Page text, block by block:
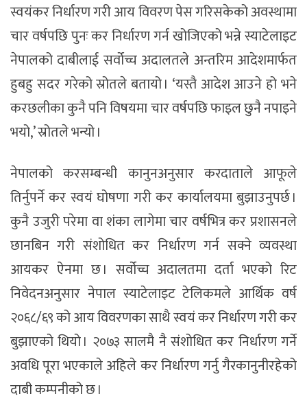
स्वयंकर निर्धारण गरी आय विवरण पेस गरिसकेको अवस्थामा
चार वर्षपछि पुनः कर निर्धारण गर्न खोजिएको भन्ने स्याटेलाइट
नेपालको दाबीलाई सर्वोच्च अदालतले अन्तरिम आदेशमार्फत
हुबहु सदर गरेको स्रोतले बतायो । ‘यस्तै आदेश आउने हो भने
करछलीका कुनै पनि विषयमा चार वर्षपछि फाइल छुनै नपाइने
भयो,’ स्रोतले भन्यो ।
नेपालको करसम्बन्धी कानुनअनुसार करदाताले आफूले
तिर्नुपर्ने कर स्वयं घोषणा गरी कर कार्यालयमा बुझाउनुपर्छ ।
कुनै उजुरी परेमा वा शंका लागेमा चार वर्षभित्र कर प्रशासनले
छानबिन गरी संशोधित कर निर्धारण गर्न सक्ने व्यवस्था
आयकर ऐनमा छ । सर्वोच्च अदालतमा दर्ता भएको रिट
निवेदनअनुसार नेपाल स्याटेलाइट टेलिकमले आर्थिक वर्ष
२०६८/६९ को आय विवरणका साथै स्वयं कर निर्धारण गरी कर
बुझाएको थियो । २०७३ सालमै नै संशोधित कर निर्धारण गर्ने
अवधि पूरा भएकाले अहिले कर निर्धारण गर्नु गैरकानुनीरहेको
दाबी कम्पनीको छ ।